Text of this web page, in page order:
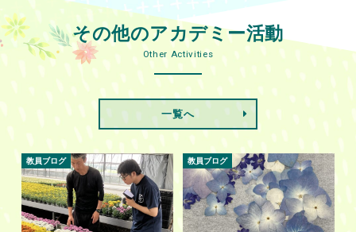
その他のアカデミー活動
Other Activities
一覧へ
教員ブログ 教員ブログ